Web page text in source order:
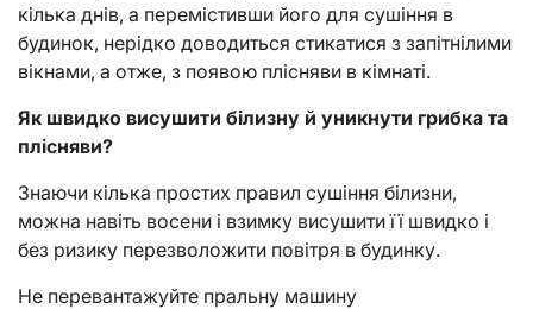
кілька днів, а перемістивши його для сушіння в
будинок, нерідко доводиться стикатися з запітнілими
вікнами, а отже, з появою плісняви в кімнаті.
Як швидко висушити білизну й уникнути грибка та
плісняви?
Знаючи кілька простих правил сушіння білизни,
можна навіть восени і взимку висушити її швидко і
без ризику перезволожити повітря в будинку.
Не перевантажуйте пральну машину